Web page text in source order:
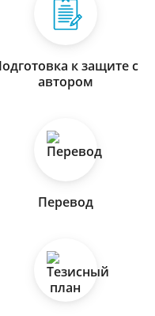
к защите с
автором
Перевод